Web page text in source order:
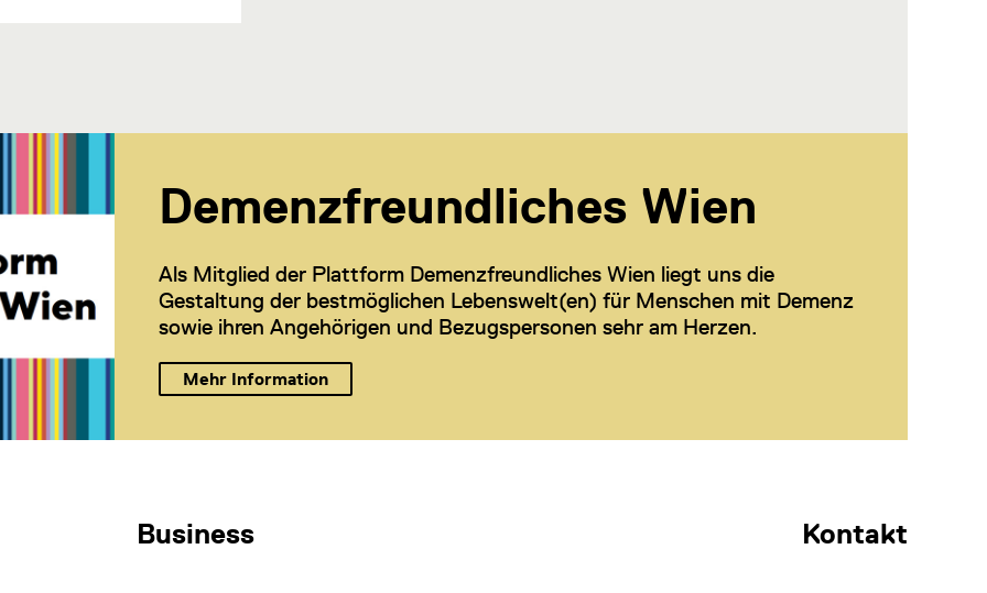
Demenzfreundliches Wien
Als Mitglied der Plattform Demenzfreundliches Wien liegt uns die
Gestaltung der bestmöglichen Lebenswelt(en) für Menschen mit Demenz
sowie ihren Angehörigen und Bezugspersonen sehr am Herzen.
Mehr Information
Business Kontakt